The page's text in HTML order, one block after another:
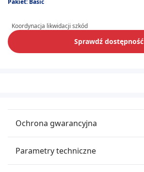
Pakiet: Basic
Koordynacja likwidacji szkód
Sprawdź dostępność
Ochrona gwarancyjna
Parametry techniczne